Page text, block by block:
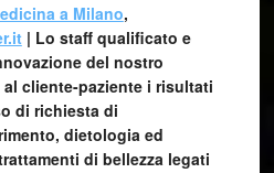
a Milano,
| Lo staff qualificato e
del nostro
cliente-paziente i risultati
di richiesta di
dietologia ed
di bellezza legati